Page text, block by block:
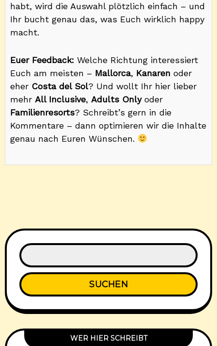
habt, wird die Auswahl plötzlich einfach – und
Ihr bucht genau das, was Euch wirklich happy
macht.
Euer Feedback: Welche Richtung interessiert
Euch am meisten – Mallorca, Kanaren oder
eher Costa del Sol? Und wollt Ihr hier lieber
mehr All Inclusive, Adults Onlyoder
Familienresorts? Schreibt’s gern in die
Kommentare – dann optimieren wir die Inhalte
genau nach Euren Wünschen.
SUCHEN
WER HIER SCHREIBT